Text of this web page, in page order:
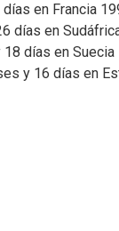
en Francia
días en
días en Suecia
y 16 días en